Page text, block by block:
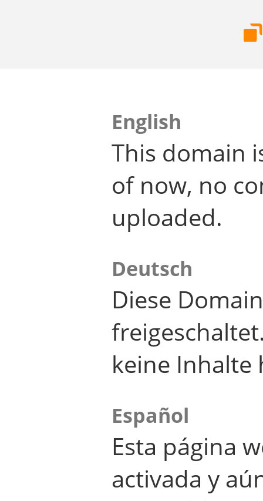
English
This domain
of now, no
uploaded.
Deutsch
Diese
keine Inhalte
Español
Esta página
activada y